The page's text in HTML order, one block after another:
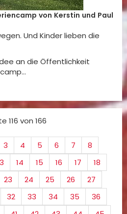
von Kerstin und Paul
Und Kinder lieben die
an die Öffentlichkeit
116 von 166
3 4 5 6 7
8
14 15 16 17
18
23 24 25 26
27
32 33 34 35
36